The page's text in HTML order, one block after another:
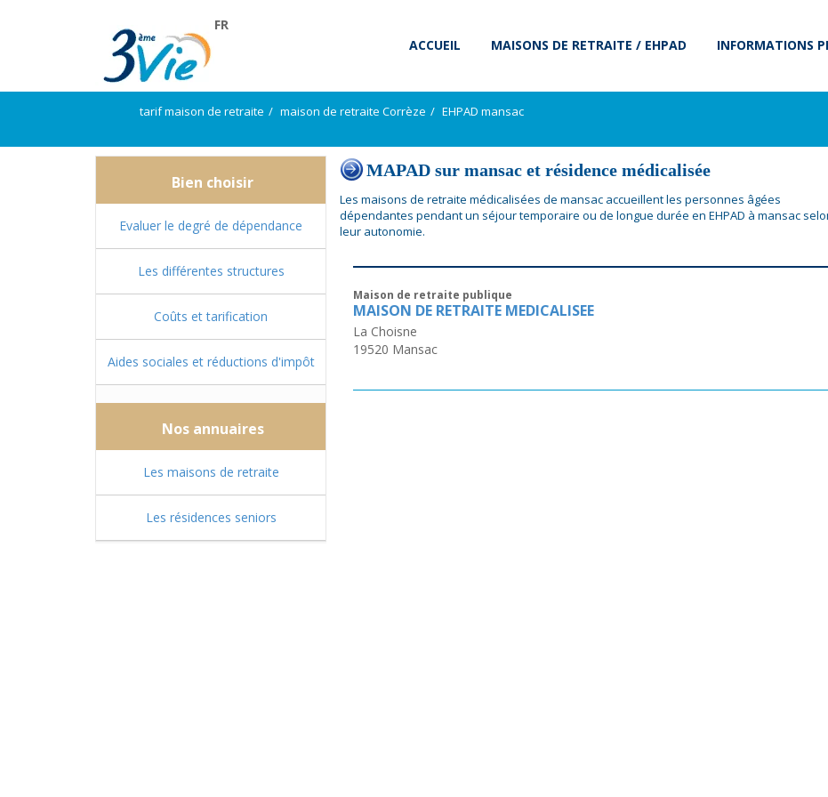
FR
ACCUEIL
MAISONS DE RETRAITE / EHPAD INFORMATIONS
tarif maison de retraite maison de retraite Corrèze EHPAD mansac
Bien choisir
Evaluer le degré de dépendance
Les différentes structures
Coûts et tarification
Aides sociales et réductions d'impôt
Nos annuaires
Les maisons de retraite
Les résidences seniors
MAPAD sur mansac et résidence médicalisée
Les maisons de retraite médicalisées de mansac accueillent les personnes âgées
dépendantes pendant un séjour temporaire ou de longue durée en EHPAD à mansac
leur autonomie.
Maison de retraite publique
MAISON DE RETRAITE MEDICALISEE
La Choisne
19520 Mansac